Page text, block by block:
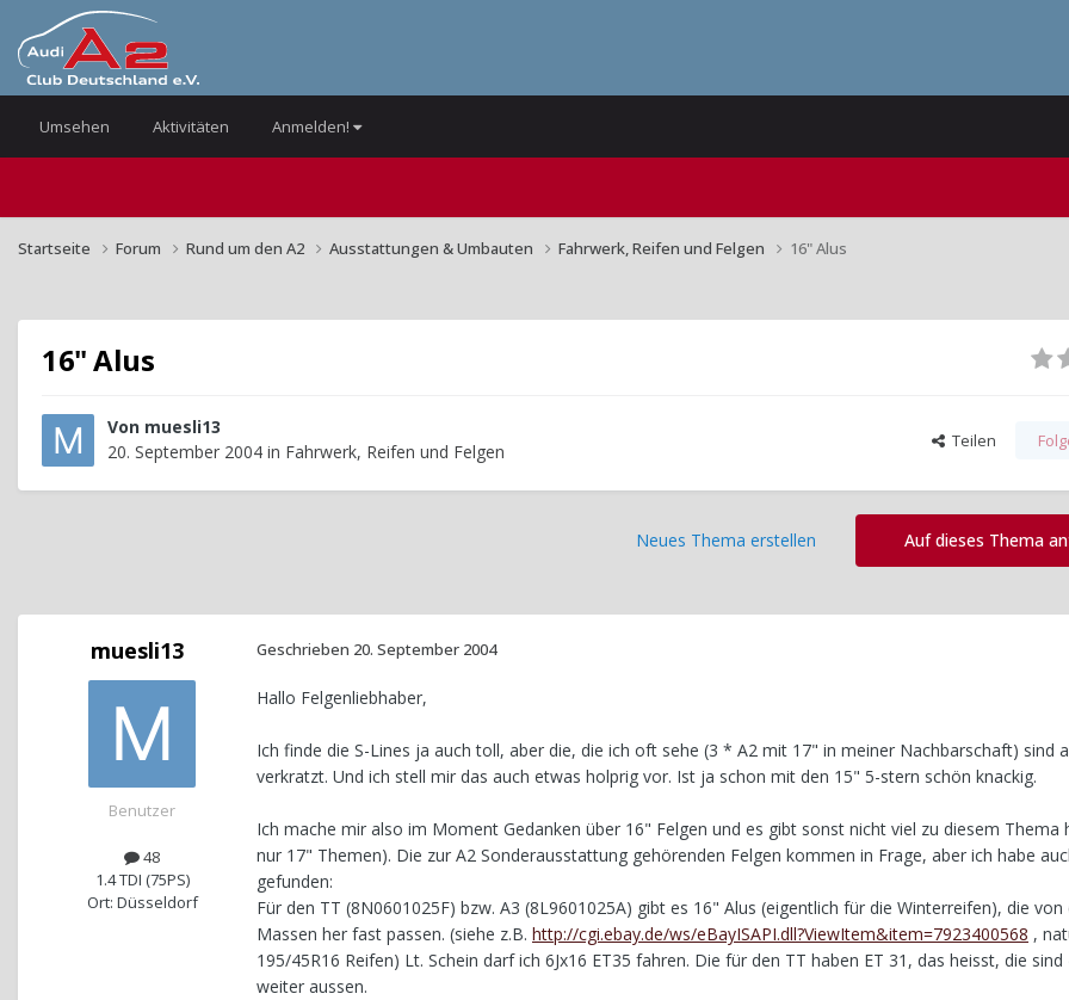
Umsehen Aktivitäten Anmelden!
Startseite Forum Rund um den A2 Ausstattungen & Umbauten Fahrwerk, Reifen und Felgen 16" Alus
16" Alus
Von muesli13
20. September 2004 in Fahrwerk, Reifen und Felgen Teilen
Auf dieses Thema
Neues Thema erstellen
muesli13
Benutzer
48
1.4 TDI (75PS)
Ort: Düsseldorf
Geschrieben 20. September 2004
Hallo Felgenliebhaber,
Ich finde die S-Lines ja auch toll, aber die, die ich oft sehe (3 * A2 mit 17" in meiner Nachbarschaft) sind
verkratzt. Und ich stell mir das auch etwas holprig vor. Ist ja schon mit den 15" 5-stern schön knackig.
Ich mache mir also im Moment Gedanken über 16" Felgen und es gibt sonst nicht viel zu diesem Thema
nur 17" Themen). Die zur A2 Sonderausstattung gehörenden Felgen kommen in Frage, aber ich habe
gefunden:
Für den TT (8N0601025F) bzw. A3 (8L9601025A) gibt es 16" Alus (eigentlich für die Winterreifen), die von
Massen her fast passen. (siehe z.B. http://cgi.ebay.de/ws/eBayISAPI.dll?ViewItem&item=7923400568 ,
195/45R16 Reifen) Lt. Schein darf ich 6Jx16 ET35 fahren. Die für den TT haben ET 31, das heisst, die
weiter aussen.